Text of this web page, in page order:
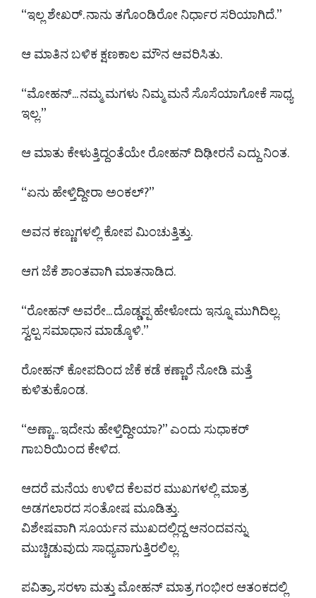
“ಇಲ್ಲ ಶೇಖರ್. ನಾನು ತಗೊಂಡಿರೋ ನಿರ್ಧಾರ ಸರಿಯಾಗಿದೆ.”
ಆ ಮಾತಿನ ಬಳಿಕ ಕ್ಷಣಕಾಲ ಮೌನ ಆವರಿಸಿತು.
“ಮೋಹನ್... ನಮ್ಮ ಮಗಳು ನಿಮ್ಮ ಮನೆ ಸೊಸೆಯಾಗೋಕೆ ಸಾಧ್ಯ
ಇಲ್ಲ.”
ಆ ಮಾತು ಕೇಳುತ್ತಿದ್ದಂತೆಯೇ ರೋಹನ್ ದಿಢೀರನೆ ಎದ್ದು ನಿಂತ.
“ಏನು ಹೇಳ್ತಿದ್ದೀರಾ ಅಂಕಲ್?”
ಅವನ ಕಣ್ಣುಗಳಲ್ಲಿ ಕೋಪ ಮಿಂಚುತ್ತಿತ್ತು.
ಆಗ ಜೆಕೆ ಶಾಂತವಾಗಿ ಮಾತನಾಡಿದ.
“ರೋಹನ್ ಅವರೇ... ದೊಡ್ಡಪ್ಪ ಹೇಳೋದು ಇನ್ನೂ ಮುಗಿದಿಲ್ಲ.
ಸ್ವಲ್ಪ ಸಮಾಧಾನ ಮಾಡ್ಕೊಳಿ.”
ರೋಹನ್ ಕೋಪದಿಂದ ಜೆಕೆ ಕಡೆ ಕಣ್ಣಾರೆ ನೋಡಿ ಮತ್ತೆ
ಕುಳಿತುಕೊಂಡ.
“ಅಣ್ಣಾ... ಇದೇನು ಹೇಳ್ತಿದ್ದೀಯಾ?” ಎಂದು ಸುಧಾಕರ್
ಗಾಬರಿಯಿಂದ ಕೇಳಿದ.
ಆದರೆ ಮನೆಯ ಉಳಿದ ಕೆಲವರ ಮುಖಗಳಲ್ಲಿ ಮಾತ್ರ
ಅಡಗಲಾರದ ಸಂತೋಷ ಮೂಡಿತ್ತು.
ವಿಶೇಷವಾಗಿ ಸೂರ್ಯನ ಮುಖದಲ್ಲಿದ್ದ ಆನಂದವನ್ನು
ಮುಚ್ಚಿಡುವುದು ಸಾಧ್ಯವಾಗುತ್ತಿರಲಿಲ್ಲ.
ಪವಿತ್ರಾ, ಸರಳಾ ಮತ್ತು ಮೋಹನ್ ಮಾತ್ರ ಗಂಭೀರ ಆತಂಕದಲ್ಲಿ